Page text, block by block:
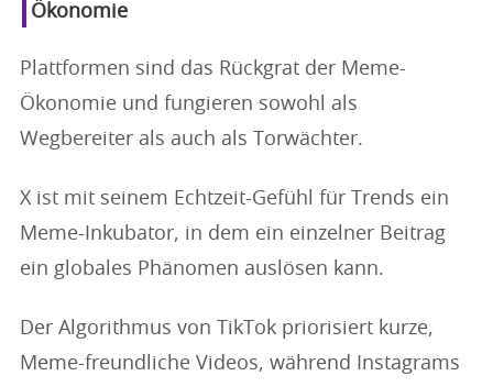
Ökonomie
Plattformen sind das Rückgrat der Meme-
Ökonomie und fungieren sowohl als
Wegbereiter als auch als Torwächter.
X ist mit seinem Echtzeit-Gefühl für Trends ein
Meme-Inkubator, in dem ein einzelner Beitrag
ein globales Phänomen auslösen kann.
Der Algorithmus von TikTok priorisiert kurze,
Meme-freundliche Videos, während Instagrams